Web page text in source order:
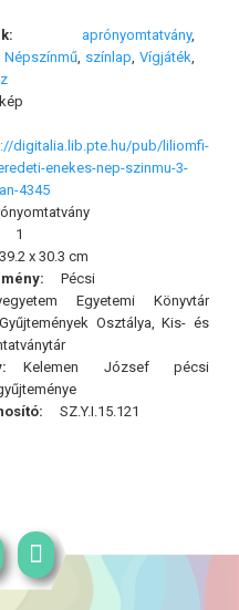
aprónyomtatvány,
Népszínmű színlap Vígjáték
kép
digitalia.lib.pte.hu/pub/liliomfi-
enekes-nep-szinmu-3-
4345
1
39.2 x 30.3 cm
Pécsi
Egyetemi Könyvtár
Osztálya, Kis- és
Kelemen József pécsi
SZ.Y.I.15.121